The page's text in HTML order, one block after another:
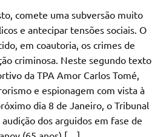
comete uma subversão muito
e antecipar tensões sociais. O
em coautoria, os crimes de
criminosa. Neste segundo texto
da TPA Amor Carlos Tomé,
e espionagem com vista à
dia 8 de Janeiro, o Tribunal
dos arguidos em fase de